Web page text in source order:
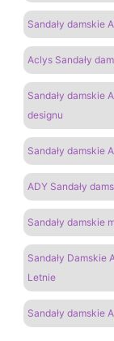
Sandały damskie
Aclys Sandały
Sandały damskie
designu
Sandały damskie
ADY Sandały
Sandały damskie
Sandały Damskie
Letnie
Sandały damskie